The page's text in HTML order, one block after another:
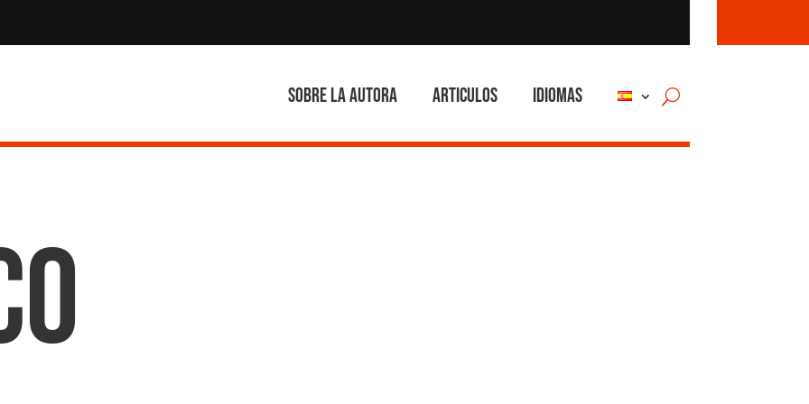
Sobre la autora Articulos Idiomas